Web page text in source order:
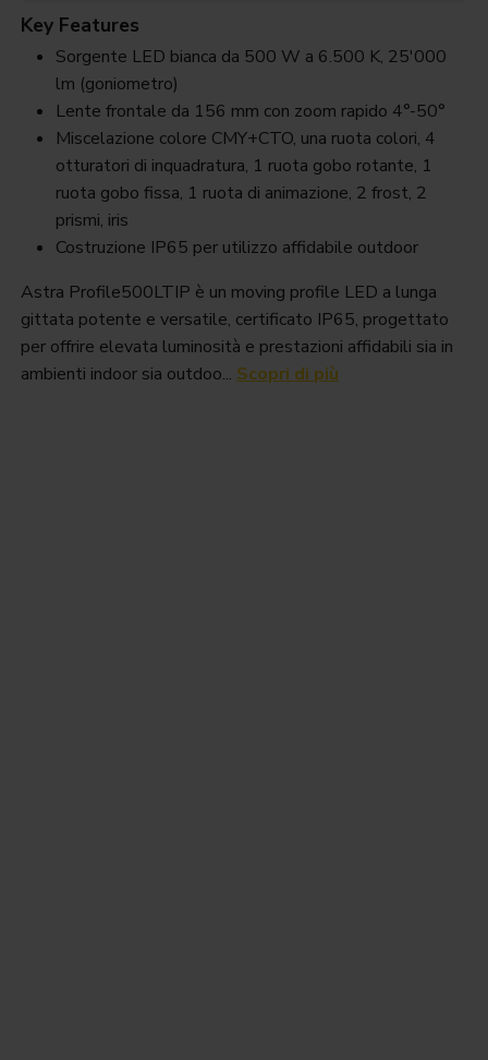
Key Features
Sorgente LED bianca da 500 W a 6.500 K, 25'000
lm (goniometro)
Lente frontale da 156 mm con zoom rapido 4°-50°
Miscelazione colore CMY+CTO, una ruota colori, 4
otturatori di inquadratura, 1 ruota gobo rotante, 1
ruota gobo fissa, 1 ruota di animazione, 2 frost, 2
prismi, iris
Costruzione IP65 per utilizzo affidabile outdoor
Astra Profile500LTIP è un moving profile LED a lunga
gittata potente e versatile, certificato IP65, progettato
per offrire elevata luminosità e prestazioni affidabili sia in
ambienti indoor sia outdoo... Scopri di più